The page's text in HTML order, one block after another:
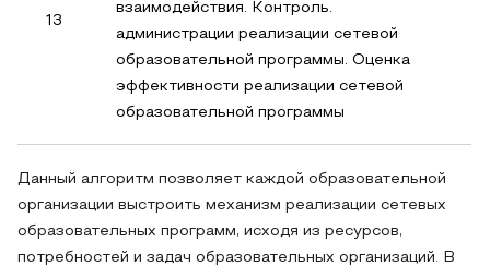
13
взаимодействия. Контроль.
администрации реализации сетевой
образовательной программы. Оценка
эффективности реализации сетевой
образовательной программы
Данный алгоритм позволяет каждой образовательной
организации выстроить механизм реализации сетевых
образовательных программ, исходя из ресурсов,
потребностей и задач образовательных организаций. В